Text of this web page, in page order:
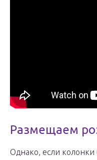
Размещаем
Однако, если